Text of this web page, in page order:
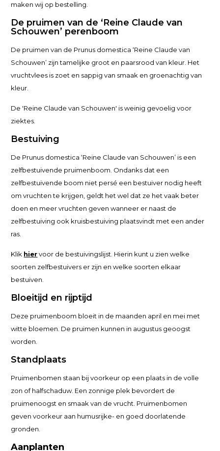
maken wij op bestelling.
De pruimen van de ‘Reine Claude van
Schouwen’ perenboom
De pruimen van de Prunus domestica ‘Reine Claude van
Schouwen’ zijn tamelijke groot en paarsrood van kleur. Het
vruchtvlees is zoet en sappig van smaak en groenachtig van
kleur.
De 'Reine Claude van Schouwen' is weinig gevoelig voor
ziektes.
Bestuiving
De Prunus domestica ‘Reine Claude van Schouwen’ is een
zelfbestuivende pruimenboom. Ondanks dat een
zelfbestuivende boom niet persé een bestuiver nodig heeft
om vruchten te krijgen, geldt het wel dat ze het vaak beter
doen en meer vruchten geven wanneer er naast de
zelfbestuiving ook kruisbestuiving plaatsvindt met een ander
ras.
Klik hiervoor de bestuivingslijst. Hierin kunt u zien welke
soorten zelfbestuivers er zijn en welke soorten elkaar
bestuiven.
Bloeitijd en rijptijd
Deze pruimenboom bloeit in de maanden april en mei met
witte bloemen. De pruimen kunnen in augustus geoogst
worden.
Standplaats
Pruimenbomen staan bij voorkeur op een plaats in de volle
zon of halfschaduw. Een zonnige plek bevordert de
pruimenoogst en smaak van de vrucht. Pruimenbomen
geven voorkeur aan humusrijke- en goed doorlatende
gronden.
Aanplanten